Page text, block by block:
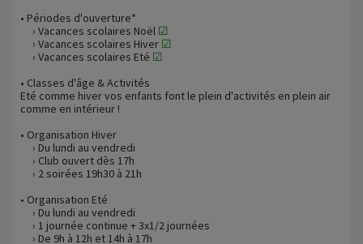
• Périodes d'ouverture*
› Vacances scolaires Noël ☑
› Vacances scolaires Hiver ☑
› Vacances scolaires Eté ☑
• Classes d'âge & Activités
Eté comme hiver vos enfants font le plein d'activités en plein air
comme en intérieur !
• Organisation Hiver
› Du lundi au vendredi
› Club ouvert dès 17h
› 2 soirées 19h30 à 21h
• Organisation Eté
› Du lundi au vendredi
› 1 journée continue + 3x1/2 journées
› De 9h à 12h et 14h à 17h